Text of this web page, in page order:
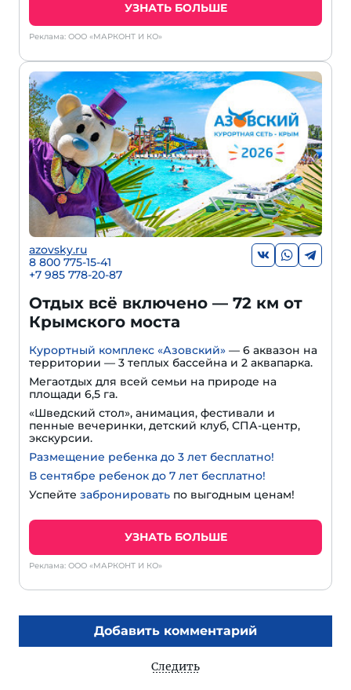
УЗНАТЬ БОЛЬШЕ
Реклама: ООО «МАРКОНТ И КО»
azovsky.ru
8 800 775-15-41
+7 985 778-20-87
Отдых всё включено — 72 км от
Крымского моста
Курортный комплекс «Азовский» — 6 аквазон на
территории — 3 теплых бассейна и 2 аквапарка.
Мегаотдых для всей семьи на природе на
площади 6,5 га.
«Шведский стол», анимация, фестивали и
пенные вечеринки, детский клуб, СПА-центр,
экскурсии.
Размещение ребенка до 3 лет бесплатно!
В сентябре ребенок до 7 лет бесплатно!
Успейте забронировать по выгодным ценам!
УЗНАТЬ БОЛЬШЕ
Реклама: ООО «МАРКОНТ И КО»
Добавить комментарий
Следить